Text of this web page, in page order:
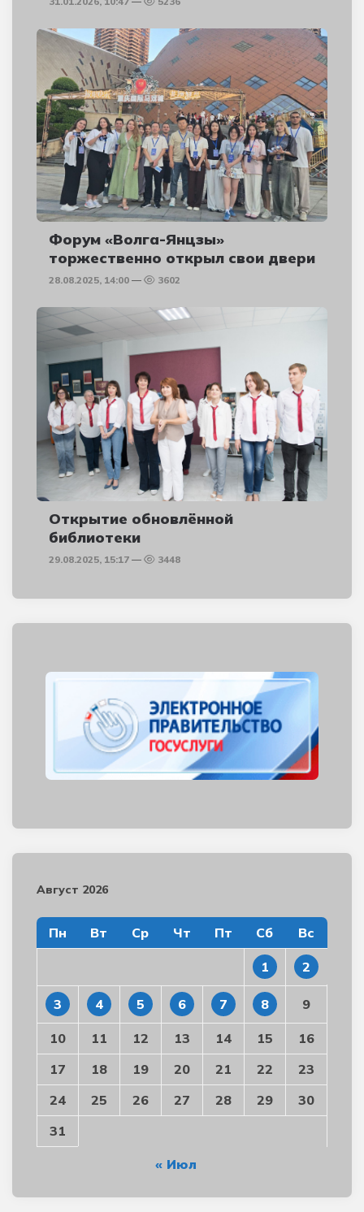
Форум «Волга-Янцзы»
торжественно открыл свои двери
28.08.2025, 14:00 3602
Открытие обновлённой
библиотеки
29.08.2025, 15:17 3448
Август 2026
Пн Вт Ср Чт Пт Сб Вс
1 2
3 4 5 6 7 8 9
10 11 12 13 14 15
16
17
18 19 20 21 22
23
24
25 26 27 28 29
30
31
« Июл